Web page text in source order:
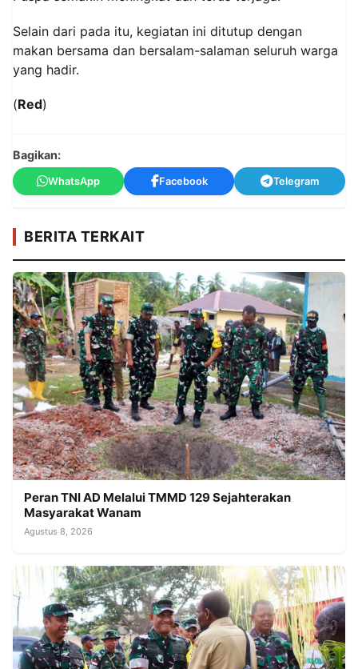
Selain dari pada itu, kegiatan ini ditutup dengan
makan bersama dan bersalam-salaman seluruh warga
yang hadir.
(Red)
Bagikan:
WhatsApp Facebook Telegram
BERITA TERKAIT
Peran TNI AD Melalui TMMD 129 Sejahterakan
Masyarakat Wanam
Agustus 8, 2026